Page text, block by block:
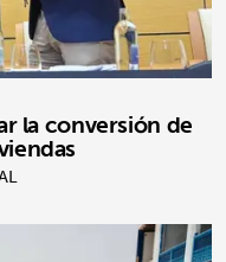
la conversión de